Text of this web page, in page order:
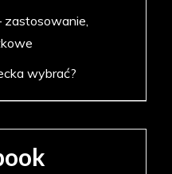
zastosowanie,
wybrać?